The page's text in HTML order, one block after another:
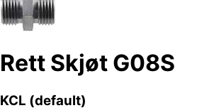
Rett Skjøt G08S
KCL (default)